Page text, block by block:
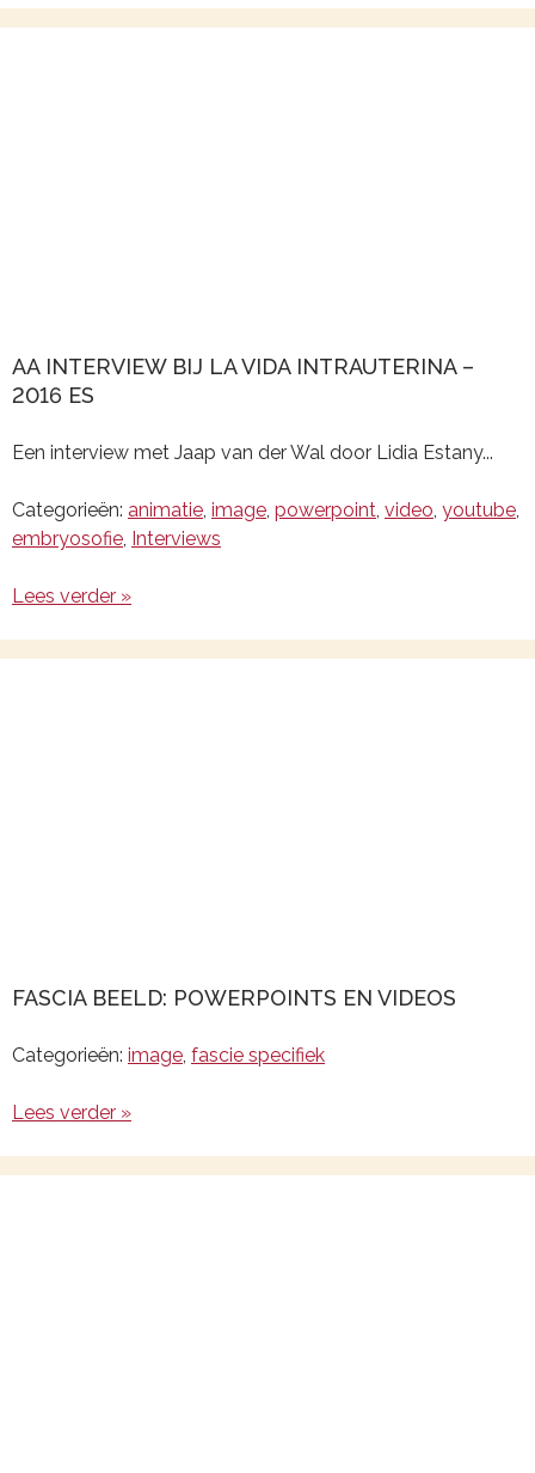
AA INTERVIEW BIJ LA VIDA INTRAUTERINA –
2016 ES
Een interview met Jaap van der Wal door Lidia Estany...
Categorieën: animatie, image, powerpoint, video, youtube,
embryosofie, Interviews
Lees verder »
FASCIA BEELD: POWERPOINTS EN VIDEOS
Categorieën: image, fascie specifiek
Lees verder »